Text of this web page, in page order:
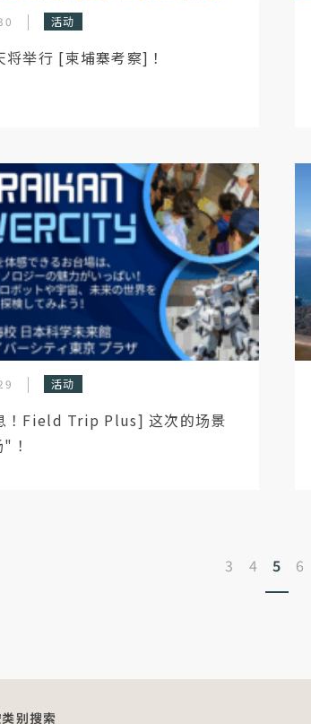
活动
将举行 [柬埔寨考察]！
活动
！Field Trip Plus] 这次的场景
！
3 4 5 6
别搜索